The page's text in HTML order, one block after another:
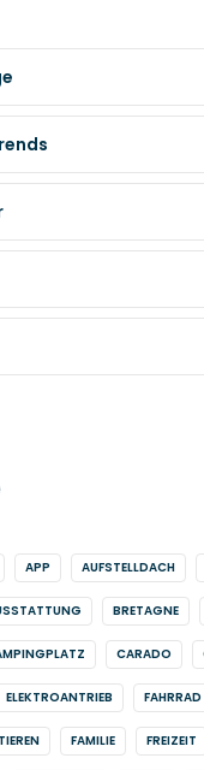
APP AUFSTELLDACH
BRETAGNE
CARADO
ELEKTROANTRIEB FAHRRAD
FAMILIE FREIZEIT